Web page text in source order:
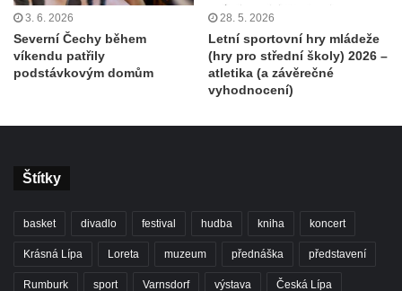
3. 6. 2026
Severní Čechy během
víkendu patřily
podstávkovým domům
28. 5. 2026
Letní sportovní hry mládeže
(hry pro střední školy) 2026 –
atletika (a závěrečné
vyhodnocení)
Štítky
basket divadlo festival hudba kniha koncert
Krásná Lípa Loreta muzeum přednáška představení
Rumburk sport Varnsdorf výstava Česká Lípa